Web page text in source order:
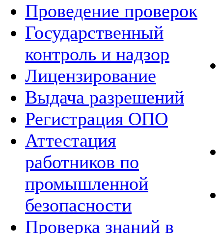
Проведение проверок
Государственный
контроль и надзор
Лицензирование
Выдача разрешений
Регистрация ОПО
Аттестация
работников по
промышленной
безопасности
Проверка знаний в